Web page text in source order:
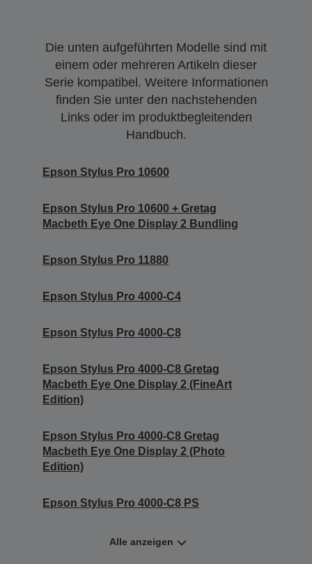
Die unten aufgeführten Modelle sind mit
einem oder mehreren Artikeln dieser
Serie kompatibel. Weitere Informationen
finden Sie unter den nachstehenden
Links oder im produktbegleitenden
Handbuch.
Epson Stylus Pro 10600
Epson Stylus Pro 10600 + Gretag
Macbeth Eye One Display 2 Bundling
Epson Stylus Pro 11880
Epson Stylus Pro 4000-C4
Epson Stylus Pro 4000-C8
Epson Stylus Pro 4000-C8 Gretag
Macbeth Eye One Display 2 (FineArt
Edition)
Epson Stylus Pro 4000-C8 Gretag
Macbeth Eye One Display 2 (Photo
Edition)
Epson Stylus Pro 4000-C8 PS
Alle anzeigen